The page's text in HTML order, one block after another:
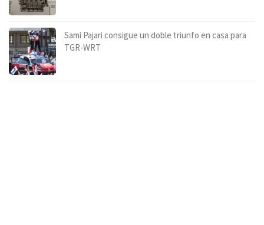
Sami Pajari consigue un doble triunfo en casa para
TGR-WRT